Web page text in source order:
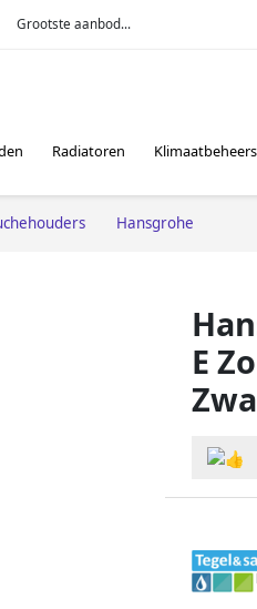
Grootste aanbod...
Radiatoren
Hansgrohe
E